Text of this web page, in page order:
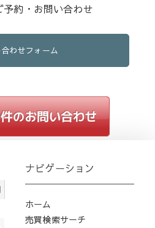
予約・お問い合わせ
合わせフォーム
ナビゲーション
ホーム
売買検索サーチ